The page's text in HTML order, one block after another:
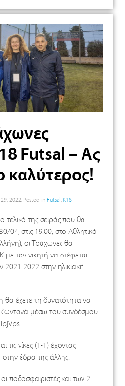
Futsal – Ας
καλύτερος!
2022. Posted in Futsal , K18
τελικό της σειράς που θα
04, στις 19:00, στο Αθλητικό
οι Τράχωνες θα
με τον νικητή να στέφεται
2021-2022 στην ηλικιακή
έχετε τη δυνατότητα να
μέσω του συνδέσμου:
τις νίκες (1-1) έχοντας
στην έδρα της άλλης.
οι ποδοσφαιριστές και των 2